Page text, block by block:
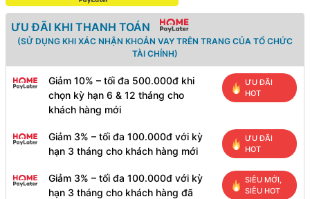
ƯU ĐÃI KHI THANH TOÁN
(SỬ DỤNG KHI XÁC NHẬN KHOẢN VAY TRÊN TRANG CỦA TỔ CHỨC
TÀI CHÍNH)
Giảm 10% – tối đa 500.000đ khi
chọn kỳ hạn 6 & 12 tháng cho
khách hàng mới
ƯU ĐÃI
HOT
Giảm 3% – tối đa 100.000đ với kỳ
hạn 3 tháng cho khách hàng mới
ƯU ĐÃI
HOT
Giảm 3% – tối đa 100.000đ với kỳ
hạn 3 tháng cho khách hàng đã
SIÊU MỚI,
SIÊU HOT